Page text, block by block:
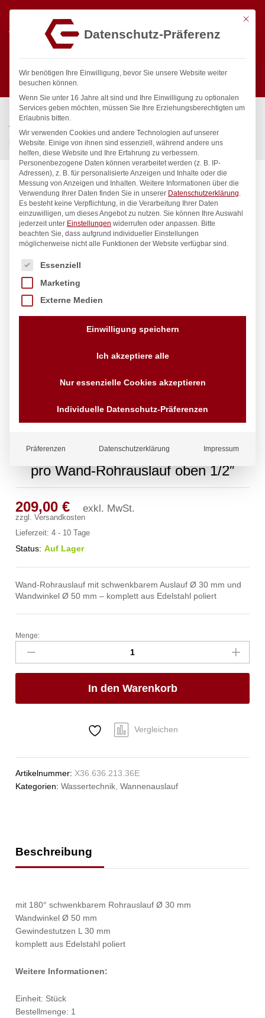
Suchen
Start / Gastronomiebedarf & Gastro Geräte für Profis
Wassertechnik
Wannenauslauf
pro Wand-Rohrauslauf oben 1/2″
pro Wand-Rohrauslauf oben 1/2″
209,00€ exkl. MwSt.
zzgl.Versandkosten
Lieferzeit:4 - 10 Tage
Status: Auf Lager
Wand-Rohrauslauf mit schwenkbarem Auslauf Ø 30 mm und
Wandwinkel Ø 50 mm – komplett aus Edelstahl poliert
pro
Wand-
Rohrauslauf
oben
Anzahl
Menge:
In den Warenkorb
Vergleichen
Artikelnummer:X36.636.213.36E
Kategorien:Wassertechnik,Wannenauslauf
Beschreibung
mit 180° schwenkbarem Rohrauslauf Ø 30 mm
Wandwinkel Ø 50 mm
Gewindestutzen L 30 mm
komplett aus Edelstahl poliert
Weitere Informationen:
Einheit: Stück
Bestellmenge: 1
Mit
Datenschutz-Präferenz
Wir benötigen Ihre Einwilligung, bevor Sie unsere Website weiter
besuchen können.
Wenn Sie unter 16 Jahre alt sind und Ihre Einwilligung zu optionalen
Services geben möchten, müssen Sie Ihre Erziehungsberechtigten um
Erlaubnis bitten.
Wir verwenden Cookies und andere Technologien auf unserer
Website. Einige von ihnen sind essenziell, während andere uns
helfen, diese Website und Ihre Erfahrung zu verbessern.
Personenbezogene Daten können verarbeitet werden (z. B. IP-
Adressen), z. B. für personalisierte Anzeigen und Inhalte oder die
Messung von Anzeigen und Inhalten. Weitere Informationen über die
Verwendung Ihrer Daten finden Sie in unserer Datenschutzerklärung.
Es besteht keine Verpflichtung, in die Verarbeitung Ihrer Daten
einzuwilligen, um dieses Angebot zu nutzen. Sie können Ihre Auswahl
jederzeit unter Einstellungen widerrufen oder anpassen. Bitte
beachten Sie, dass aufgrund individueller Einstellungen
möglicherweise nicht alle Funktionen der Website verfügbar sind.
Es folgt eine Liste der Service-Gruppen, für die eine
Essenziell
Marketing
Externe Medien
Einwilligung speichern
Ich akzeptiere alle
Nur essenzielle Cookies akzeptieren
Individuelle Datenschutz-Präferenzen
Präferenzen Datenschutzerklärung Impressum